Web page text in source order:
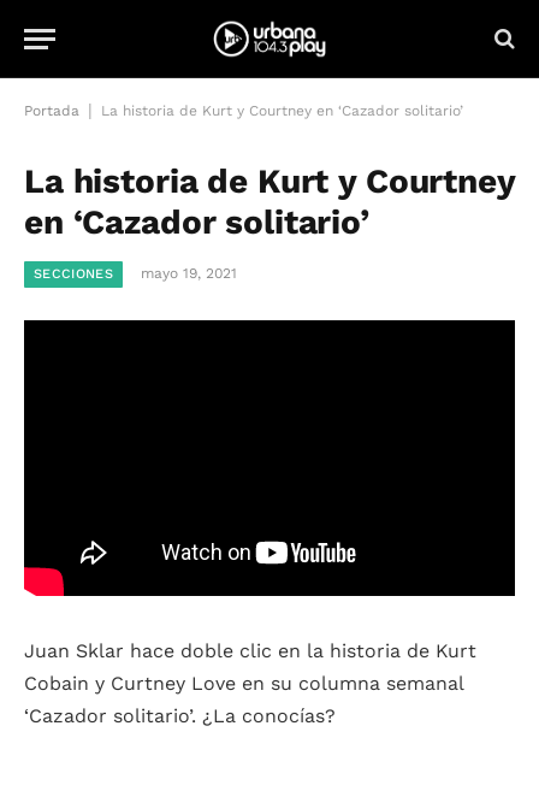
Portada La historia de Kurt y Courtney en ‘Cazador solitario’
La historia de Kurt y Courtney
en ‘Cazador solitario’
SECCIONES mayo 19, 2021
Juan Sklar hace doble clic en la historia de Kurt
Cobain y Curtney Love en su columna semanal
‘Cazador solitario’. ¿La conocías?